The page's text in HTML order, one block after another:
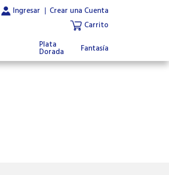
Ingresar | Crear una Cuenta
Carrito
Plata
Dorada Fantasía